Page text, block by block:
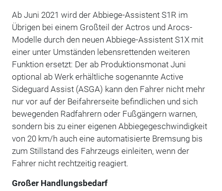
Ab Juni 2021 wird der Abbiege-Assistent S1R im
Übrigen bei einem Großteil der Actros und Arocs-
Modelle durch den neuen Abbiege-Assistent S1X mit
einer unter Umständen lebensrettenden weiteren
Funktion ersetzt: Der ab Produktionsmonat Juni
optional ab Werk erhältliche sogenannte Active
Sideguard Assist (ASGA) kann den Fahrer nicht mehr
nur vor auf der Beifahrerseite befindlichen und sich
bewegenden Radfahrern oder Fußgängern warnen,
sondern bis zu einer eigenen Abbiegegeschwindigkeit
von 20 km/h auch eine automatisierte Bremsung bis
zum Stillstand des Fahrzeugs einleiten, wenn der
Fahrer nicht rechtzeitig reagiert.
Großer Handlungsbedarf